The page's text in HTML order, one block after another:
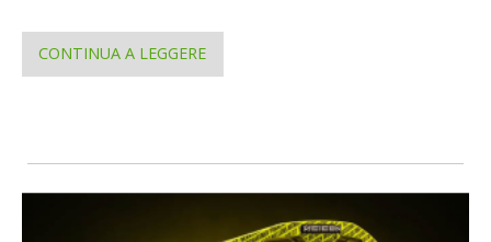
CONTINUA A LEGGERE